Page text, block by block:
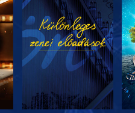
A SOROZAT
RÉSZEI